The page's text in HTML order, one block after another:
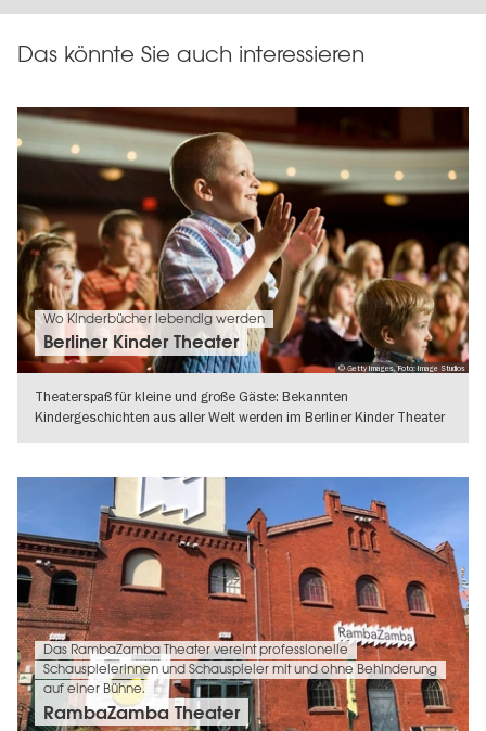
Das könnte Sie auch interessieren
© Getty Images, Foto: Image Studios
Wo Kinderbücher lebendig werden
Berliner Kinder Theater
Theaterspaß für kleine und große Gäste: Bekannten
Kindergeschichten aus aller Welt werden im Berliner Kinder Theater
Das RambaZamba Theater vereint professionelle
Schauspielerinnen und Schauspieler mit und ohne Behinderung
auf einer Bühne.
RambaZamba Theater